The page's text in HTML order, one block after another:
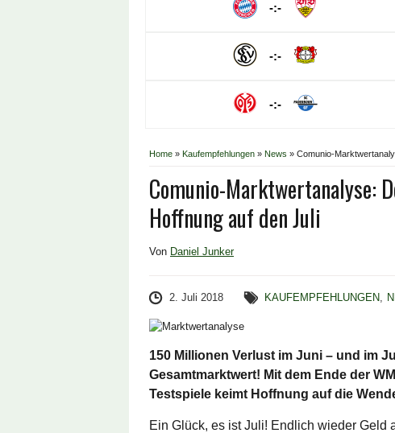
-:-
-:-
-:-
Home » Kaufempfehlungen » News » Comunio-
Comunio-Marktwertanalyse:
Hoffnung auf den Juli
Von Daniel Junker
2. Juli 2018 KAUFEMPFEHLUNGEN,
150 Millionen Verlust im Juni – und im
Gesamtmarktwert! Mit dem Ende der
Testspiele keimt Hoffnung auf die
Ein Glück, es ist Juli! Endlich wieder Geld